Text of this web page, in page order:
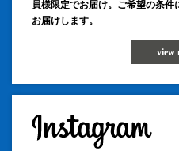
員様限定でお届け。ご希望の条
お届けします。
view